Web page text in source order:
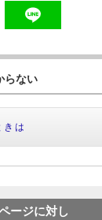
らない
きは
ージに対し